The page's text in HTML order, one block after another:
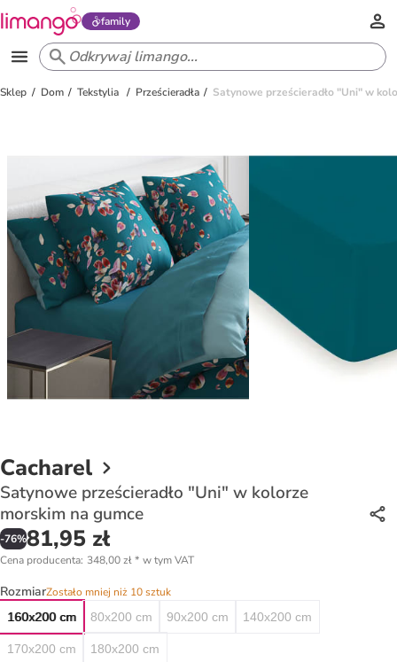
family
Sklep Dom Tekstylia Prześcieradła Satynowe prześcieradło "Uni" w
Cacharel
Satynowe prześcieradło "Uni" w kolorze
morskim na gumce
-76%81,95 zł
Cena producenta: 348,00 zł* w tym VAT
RozmiarZostało mniej niż 10 sztuk
160x200 cm
80x200 cm 90x200 cm 140x200 cm
170x200 cm 180x200 cm